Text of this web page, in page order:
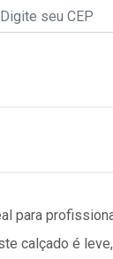
para
calçado é